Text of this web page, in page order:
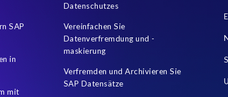
SAP
in
mit
Datenschutzes
Vereinfachen Sie
Datenverfremdung und -
maskierung
Verfremden und Archivieren Sie
SAP Datensätze